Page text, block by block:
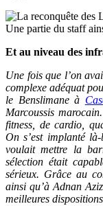
Une partie du staff
Et au niveau des
Une fois que l’on
complexe adéquat
le Benslimane à
Marcoussis
fitness, de cardio,
On s’est implanté
voulait mettre la
sélection était
sérieux. Grâce au
ainsi qu’à Adnan
meilleures